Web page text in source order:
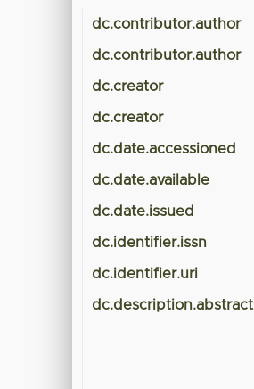
dc.contributor.author
dc.contributor.author
dc.creator
dc.creator
dc.date.accessioned
dc.date.available
dc.date.issued
dc.identifier.issn
dc.identifier.uri
dc.description.abstract